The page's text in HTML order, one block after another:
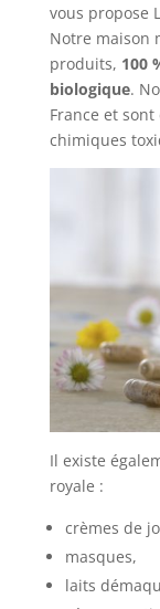
vous propose
Notre maison
produits, 100
biologique.
France et
chimiques
Il existe
royale :
crèmes de
masques,
laits